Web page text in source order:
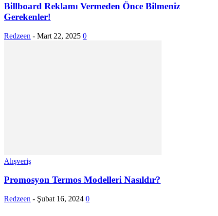
Billboard Reklamı Vermeden Önce Bilmeniz
Gerekenler!
Redzeen - Mart 22, 2025 0
Alışveriş
Promosyon Termos Modelleri Nasıldır?
Redzeen - Şubat 16, 2024 0